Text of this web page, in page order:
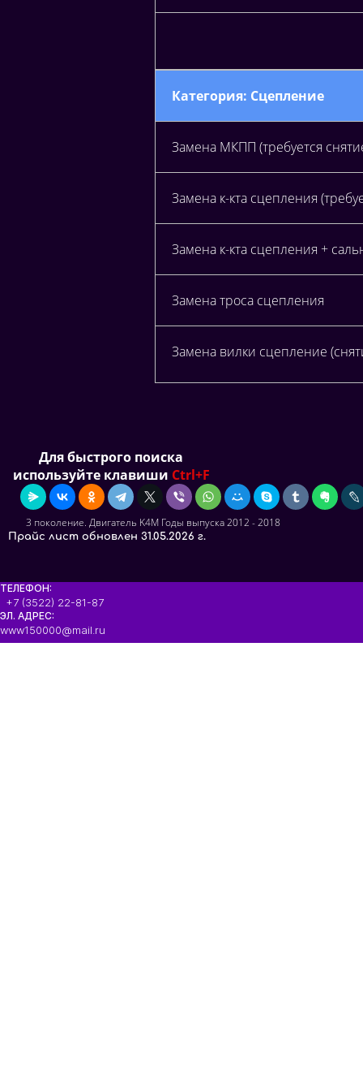
Категория: Сцепление
Замена МКПП (требуется
Замена к-кта сцепления
Замена к-кта сцепления +
Замена троса сцепления
Замена вилки сцепление
Для быстрого поиска
используйте клавиши Ctrl+F
3 поколение. Двигатель K4M Годы выпуска 2012 - 2018
Прайс лист обновлен 31.05.2026 г.
ТЕЛЕФОН:
+7 (3522) 22-81-87
ЭЛ. АДРЕС:
www150000@mail.ru